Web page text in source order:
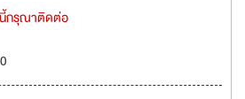
นี้กรุณาติดต่อ